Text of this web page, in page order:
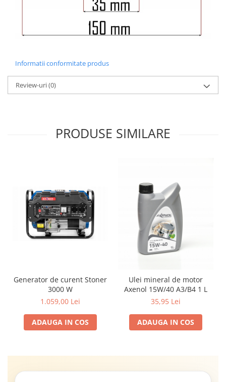
Informatii conformitate produs
Review-uri(0)
PRODUSE SIMILARE
Generator de curent Stoner
3000 W
1.059,00 Lei
ADAUGA IN COS
Ulei mineral de motor
Axenol 15W/40 A3/B4 1 L
35,95 Lei
ADAUGA IN COS